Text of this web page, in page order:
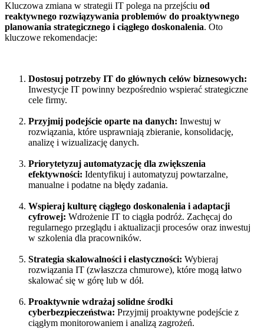
Kluczowa zmiana w strategii IT polega na przejściu od
reaktywnego rozwiązywania problemów do proaktywnego
planowania strategicznego i ciągłego doskonalenia. Oto
kluczowe rekomendacje:
Dostosuj potrzeby IT do głównych celów biznesowych:
Inwestycje IT powinny bezpośrednio wspierać strategiczne
cele firmy.
Przyjmij podejście oparte na danych: Inwestuj w
rozwiązania, które usprawniają zbieranie, konsolidację,
analizę i wizualizację danych.
Priorytetyzuj automatyzację dla zwiększenia
efektywności: Identyfikuj i automatyzuj powtarzalne,
manualne i podatne na błędy zadania.
Wspieraj kulturę ciągłego doskonalenia i adaptacji
cyfrowej: Wdrożenie IT to ciągła podróż. Zachęcaj do
regularnego przeglądu i aktualizacji procesów oraz inwestuj
w szkolenia dla pracowników.
Strategia skalowalności i elastyczności: Wybieraj
rozwiązania IT (zwłaszcza chmurowe), które mogą łatwo
skalować się w górę lub w dół.
Proaktywnie wdrażaj solidne środki
cyberbezpieczeństwa: Przyjmij proaktywne podejście z
ciągłym monitorowaniem i analizą zagrożeń.